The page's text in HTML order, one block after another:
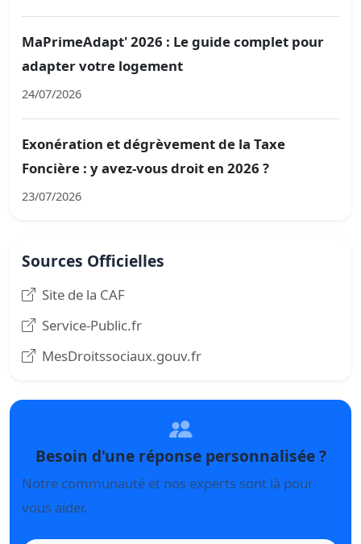
MaPrimeAdapt' 2026 : Le guide complet pour
adapter votre logement
24/07/2026
Exonération et dégrèvement de la Taxe
Foncière : y avez-vous droit en 2026 ?
23/07/2026
Sources Officielles
Site de la CAF
Service-Public.fr
MesDroitssociaux.gouv.fr
Besoin d'une réponse personnalisée ?
Notre communauté et nos experts sont là pour
vous aider.